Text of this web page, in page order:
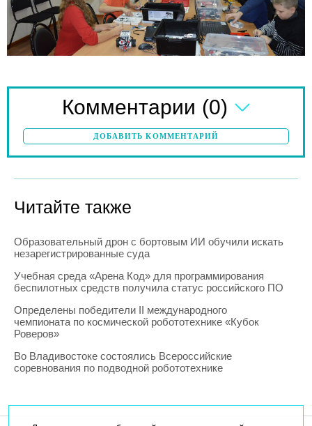
Комментарии (0)
ДОБАВИТЬ КОММЕНТАРИЙ
Читайте также
Образовательный дрон с бортовым ИИ обучили искать
незарегистрированные суда
Учебная среда «Арена Код» для программирования
беспилотных средств получила статус российского ПО
Определены победители II международного
чемпионата по космической робототехнике «Кубок
Роверов»
Во Владивостоке состоялись Всероссийские
соревнования по подводной робототехнике